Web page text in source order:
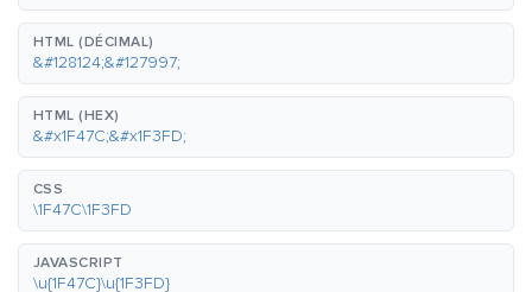
HTML (DÉCIMAL)
&#128124;&#127997;
HTML (HEX)
&#x1F47C;&#x1F3FD;
CSS
\1F47C\1F3FD
JAVASCRIPT
\u{1F47C}\u{1F3FD}